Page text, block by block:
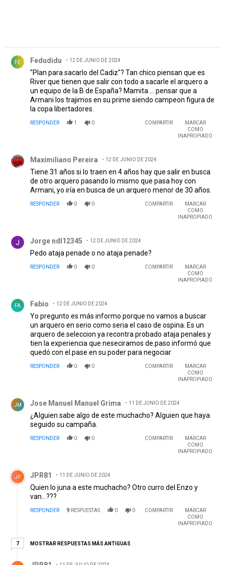
FE Fedudidu 12 DE JUNIO DE 2024
"Plan para sacarlo del Cadiz"? Tan chico piensan que es
River que tienen que salir con todo a sacarle el arquero a
un equipo de la B de España? Mamita.... pensar que a
Armani los trajimos en su prime siendo campeon figura de
la copa libertadores.
RESPONDER 1 0 COMPARTIR
MARCAR
COMO
INAPROPIADO
Maximiliano Pereira 12 DE JUNIO DE 2024
Tiene 31 años si lo traen en 4 años hay que salir en busca
de otro arquero pasando lo mismo que pasa hoy con
Armani, yo iría en busca de un arquero menor de 30 años.
RESPONDER 0 0 COMPARTIR
MARCAR
COMO
INAPROPIADO
Jorge ndl12345 12 DE JUNIO DE 2024
Pedo ataja penade o no ataja penade?
RESPONDER 0 0 COMPARTIR
MARCAR
COMO
INAPROPIADO
FA Fabio 12 DE JUNIO DE 2024
Yo pregunto es más informo porque no vamos a buscar
un arquero en serio como seria el caso de ospina. Es un
arquero de.seleccion ya recontra probado ataja penales.y
tien la experiencia que neseciramos de.paso informó que
quedó.con el.pase.en su poder para negociar
RESPONDER 0 0 COMPARTIR
MARCAR
COMO
INAPROPIADO
JM Jose Manuel Manuel Grima 11 DE JUNIO DE 2024
¿Alguien sabe algo de este muchacho? Alguien que haya
seguido su campaña.
RESPONDER 0 0 COMPARTIR
MARCAR
COMO
INAPROPIADO
Comentario de JPR81.
JP JPR81 11 DE JUNIO DE 2024
Quien lo juna a este muchacho? Otro curro del Enzo y
van...???
RESPONDER 9 RESPUESTAS 0 0 COMPARTIR
MARCAR
COMO
INAPROPIADO
77 respuestas más antiguas
MOSTRAR RESPUESTAS MÁS ANTIGUAS